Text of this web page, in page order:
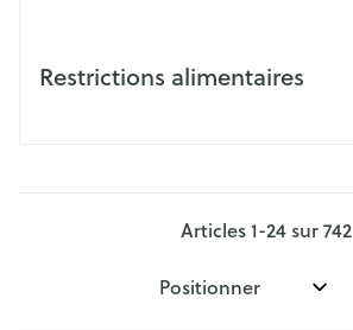
Restrictions alimentaires
Articles1-24sur742
Trier par: